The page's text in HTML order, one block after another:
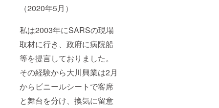
（2020年5月）
私は2003年にSARSの現場
取材に行き、政府に病院船
等を提言しておりました。
その経験から大川興業は2月
からビニールシートで客席
と舞台を分け、換気に留意